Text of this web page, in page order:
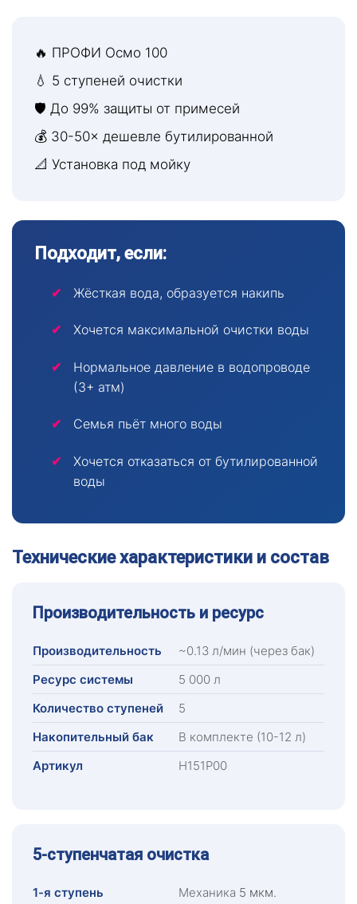
🔥 ПРОФИ Осмо 100
💧 5 ступеней очистки
🛡 До 99% защиты от примесей
💰 30-50× дешевле бутилированной
📐 Установка под мойку
Подходит, если:
Жёсткая вода, образуется накипь
Хочется максимальной очистки воды
Нормальное давление в водопроводе
(3+ атм)
Семья пьёт много воды
Хочется отказаться от бутилированной
воды
Технические характеристики и состав
Производительность и ресурс
Производительность
~0.13 л/мин (через бак)
Ресурс системы
5 000 л
Количество ступеней
5
Накопительный бак
В комплекте (10-12 л)
Артикул
Н151Р00
5-ступенчатая очистка
1-я ступень Механика 5 мкм.